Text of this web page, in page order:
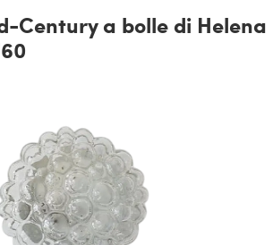
Century a bolle di Helena